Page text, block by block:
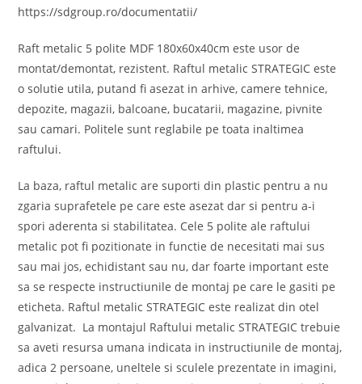
https://sdgroup.ro/documentatii/
Raft metalic 5 polite MDF 180x60x40cm este usor de
montat/demontat, rezistent. Raftul metalic STRATEGIC este
o solutie utila, putand fi asezat in arhive, camere tehnice,
depozite, magazii, balcoane, bucatarii, magazine, pivnite
sau camari. Politele sunt reglabile pe toata inaltimea
raftului.
La baza, raftul metalic are suporti din plastic pentru a nu
zgaria suprafetele pe care este asezat dar si pentru a-i
spori aderenta si stabilitatea. Cele 5 polite ale raftului
metalic pot fi pozitionate in functie de necesitati mai sus
sau mai jos, echidistant sau nu, dar foarte important este
sa se respecte instructiunile de montaj pe care le gasiti pe
eticheta. Raftul metalic STRATEGIC este realizat din otel
galvanizat. La montajul Raftului metalic STRATEGIC trebuie
sa aveti resursa umana indicata in instructiunile de montaj,
adica 2 persoane, uneltele si sculele prezentate in imagini,